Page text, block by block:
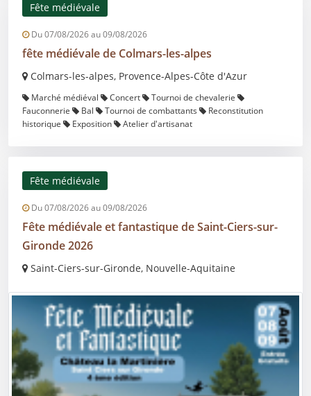
Fête médiévale
Du 07/08/2026 au 09/08/2026
fête médiévale de Colmars-les-alpes
Colmars-les-alpes, Provence-Alpes-Côte d'Azur
Marché médiéval Concert
Tournoi de chevalerie
Fauconnerie
Bal Tournoi de combattants
Reconstitution
historique
Exposition Atelier d'artisanat
Fête médiévale
Du 07/08/2026 au 09/08/2026
Fête médiévale et fantastique de Saint-Ciers-sur-
Gironde 2026
Saint-Ciers-sur-Gironde, Nouvelle-Aquitaine